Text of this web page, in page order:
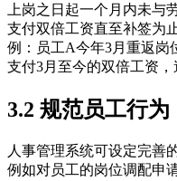
上岗之日起一个月内未与
支付双倍工资直至补签为
例：员工A今年3月重返岗
支付3月至今的双倍工资，
3.2 规范员工行
人事管理系统可设定完善
例如对员工的岗位调配申